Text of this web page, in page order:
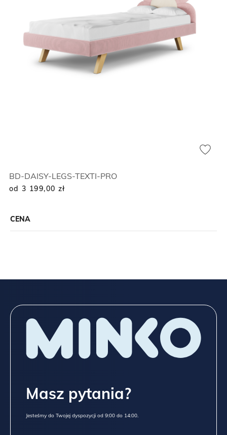
CENA
BD-DAISY-LEGS-TEXTI-PRO
od 3 199,00 zł
Masz pytania?
Jesteśmy do Twojej dyspozycji od 9:00 do 14:00.